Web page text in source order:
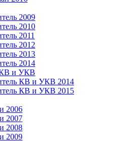
2009
2010
2011
2012
2013
2014
КВ и УКВ
КВ и УКВ 2014
КВ и УКВ 2015
2006
2007
2008
2009